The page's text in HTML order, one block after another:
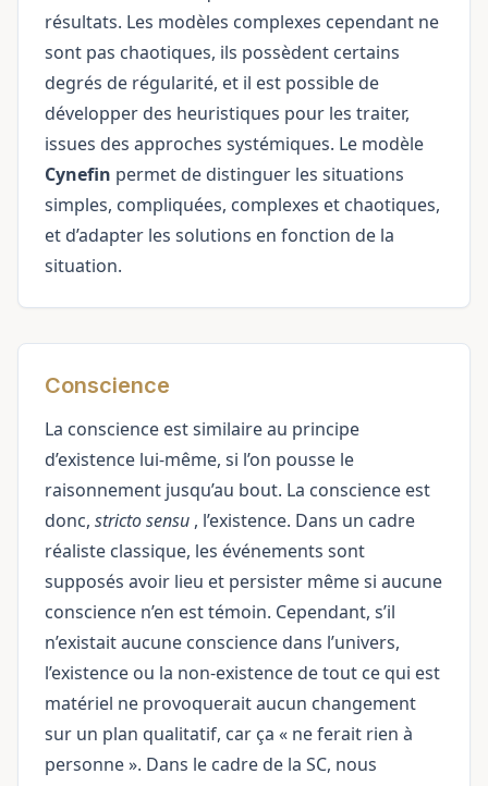
résultats. Les modèles complexes cependant ne
sont pas chaotiques, ils possèdent certains
degrés de régularité, et il est possible de
développer des heuristiques pour les traiter,
issues des approches systémiques. Le modèle
Cynefin permet de distinguer les situations
simples, compliquées, complexes et chaotiques,
et d’adapter les solutions en fonction de la
situation.
Conscience
La conscience est similaire au principe
d’existence lui-même, si l’on pousse le
raisonnement jusqu’au bout. La conscience est
donc, stricto sensu , l’existence. Dans un cadre
réaliste classique, les événements sont
supposés avoir lieu et persister même si aucune
conscience n’en est témoin. Cependant, s’il
n’existait aucune conscience dans l’univers,
l’existence ou la non-existence de tout ce qui est
matériel ne provoquerait aucun changement
sur un plan qualitatif, car ça « ne ferait rien à
personne ». Dans le cadre de la SC, nous